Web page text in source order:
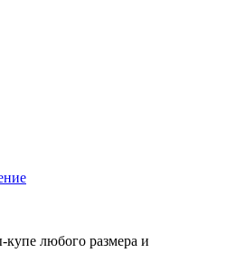
любого размера и